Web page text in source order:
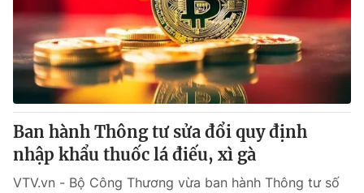
Ban hành Thông tư sửa đổi quy định
nhập khẩu thuốc lá điếu, xì gà
VTV.vn - Bộ Công Thương vừa ban hành Thông tư số